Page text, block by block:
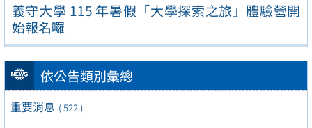
義守大學 115 年暑假「大學探索之旅」體驗營開
始報名囉
依公告類別彙總
重要消息 ( 522 )